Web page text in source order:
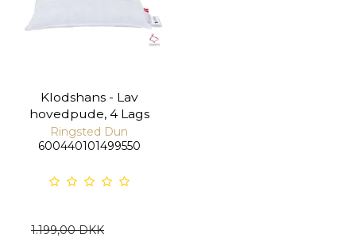
Klodshans - Lav
hovedpude, 4 Lags
Ringsted Dun
600440101499550
1.199,00 DKK